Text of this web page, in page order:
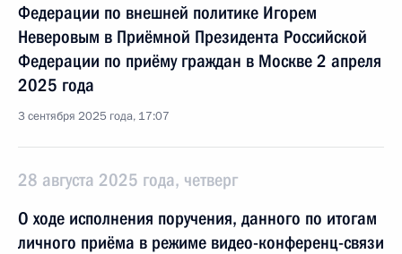
Федерации по внешней политике Игорем
Неверовым в Приёмной Президента Российской
Федерации по приёму граждан в Москве 2 апреля
2025 года
3 сентября 2025 года, 17:07
28 августа 2025 года, четверг
О ходе исполнения поручения, данного по итогам
личного приёма в режиме видео-конференц-связи